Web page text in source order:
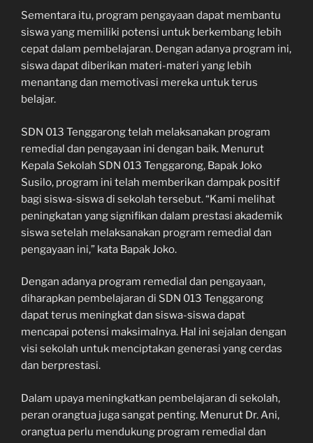
Sementara itu, program pengayaan dapat membantu
siswa yang memiliki potensi untuk berkembang lebih
cepat dalam pembelajaran. Dengan adanya program ini,
siswa dapat diberikan materi-materi yang lebih
menantang dan memotivasi mereka untuk terus
belajar.
SDN 013 Tenggarong telah melaksanakan program
remedial dan pengayaan ini dengan baik. Menurut
Kepala Sekolah SDN 013 Tenggarong, Bapak Joko
Susilo, program ini telah memberikan dampak positif
bagi siswa-siswa di sekolah tersebut. “Kami melihat
peningkatan yang signifikan dalam prestasi akademik
siswa setelah melaksanakan program remedial dan
pengayaan ini,” kata Bapak Joko.
Dengan adanya program remedial dan pengayaan,
diharapkan pembelajaran di SDN 013 Tenggarong
dapat terus meningkat dan siswa-siswa dapat
mencapai potensi maksimalnya. Hal ini sejalan dengan
visi sekolah untuk menciptakan generasi yang cerdas
dan berprestasi.
Dalam upaya meningkatkan pembelajaran di sekolah,
peran orangtua juga sangat penting. Menurut Dr. Ani,
orangtua perlu mendukung program remedial dan